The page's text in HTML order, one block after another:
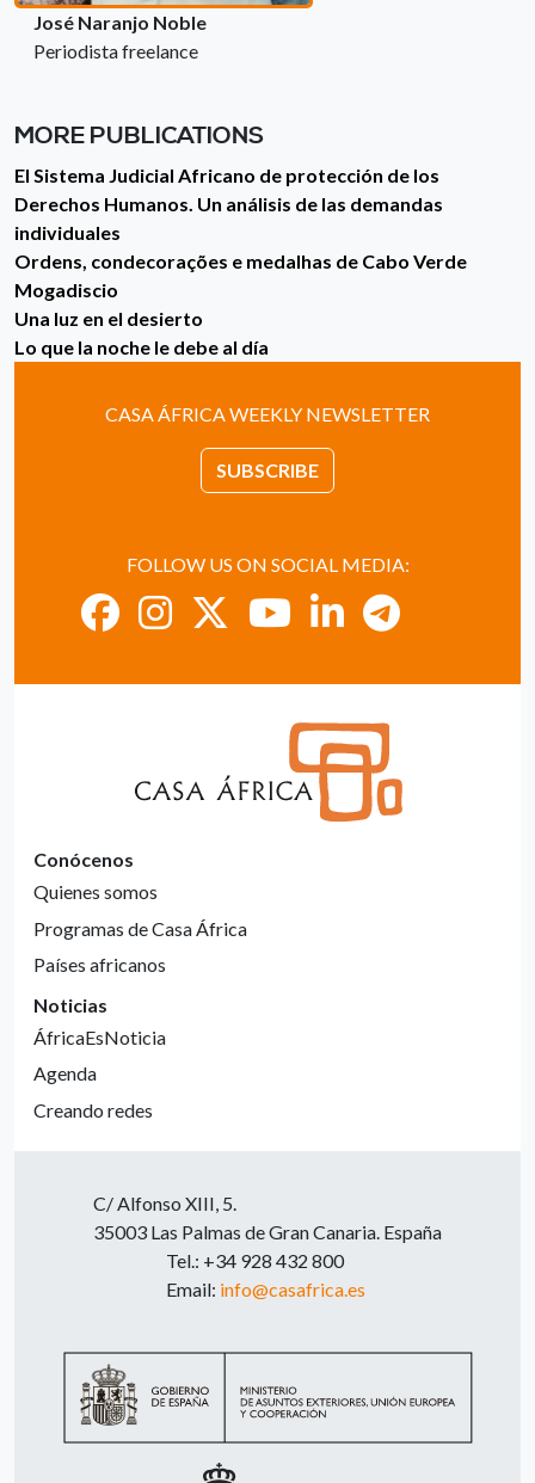
José Naranjo Noble
Periodista freelance
MORE PUBLICATIONS
El Sistema Judicial Africano de protección de los
Derechos Humanos. Un análisis de las demandas
individuales
Ordens, condecorações e medalhas de Cabo Verde
Mogadiscio
Una luz en el desierto
Lo que la noche le debe al día
CASA ÁFRICA WEEKLY NEWSLETTER
SUBSCRIBE
FOLLOW US ON SOCIAL MEDIA:
Conócenos
Quienes somos
Programas de Casa África
Países africanos
Noticias
ÁfricaEsNoticia
Agenda
Creando redes
C/ Alfonso XIII, 5.
35003 Las Palmas de Gran Canaria. España
Tel.: +34 928 432 800
Email: info@casafrica.es